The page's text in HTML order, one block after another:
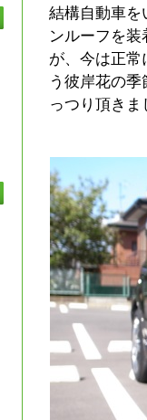
結構自動車を
ンルーフを
が、今は正
う彼岸花の
っつり頂き